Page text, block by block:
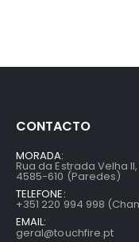
CONTACTO
MORADA:
Rua da Estrada Velha
4585-610 (Paredes)
TELEFONE:
+351 220 994 998
EMAIL:
geral@touchfire.pt